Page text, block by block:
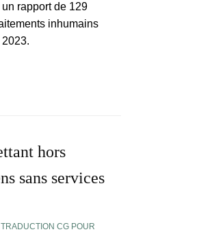
rapport de 129
inhumains
hors
sans services
TRADUCTION CG POUR